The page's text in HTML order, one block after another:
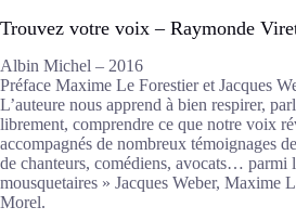
Trouvez votre voix – Raymonde
Albin Michel – 2016
Préface Maxime Le Forestier et Jacques
L’auteure nous apprend à bien respirer,
librement, comprendre ce que notre voix
accompagnés de nombreux témoignages
de chanteurs, comédiens, avocats… parmi
mousquetaires » Jacques Weber, Maxime
Morel.